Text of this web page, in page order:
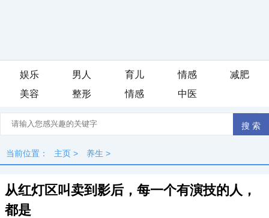
娱乐 男人 育儿 情感
减肥
美容
整形 情感 中医
当前位置： 主页 > 养生 >
从红灯区叫卖到影后，每一个有演技的人，
都是